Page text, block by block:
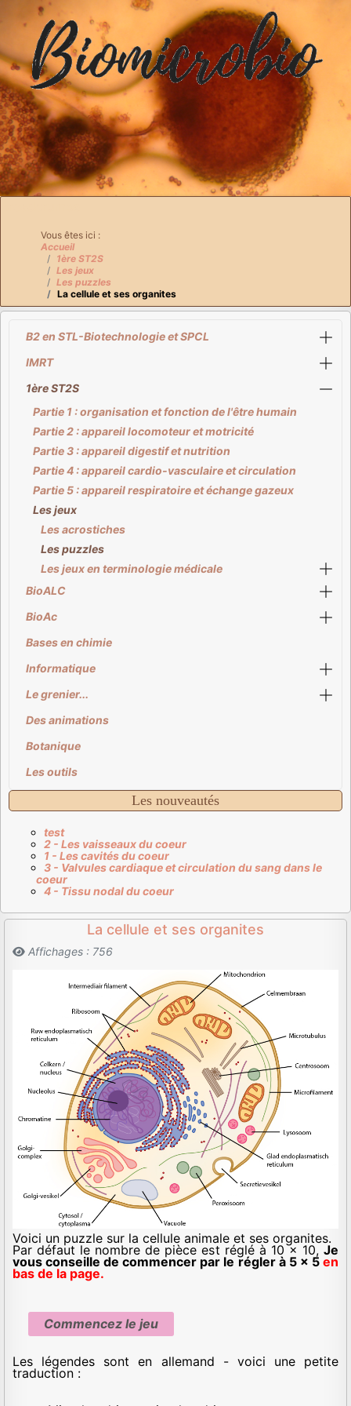
Vous êtes ici :
Accueil
1ère ST2S
Les jeux
Les puzzles
La cellule et ses organites
B2 en STL-Biotechnologie et SPCL
IMRT
1ère ST2S
Partie 1 : organisation et fonction de l'être humain
Partie 2 : appareil locomoteur et motricité
Partie 3 : appareil digestif et nutrition
Partie 4 : appareil cardio-vasculaire et circulation
Partie 5 : appareil respiratoire et échange gazeux
Les jeux
Les acrostiches
Les puzzles
Les jeux en terminologie médicale
BioALC
BioAc
Bases en chimie
Informatique
Le grenier...
Des animations
Botanique
Les outils
Les nouveautés
test
2 - Les vaisseaux du coeur
1 - Les cavités du coeur
3 - Valvules cardiaque et circulation du sang dans le
coeur
4 - Tissu nodal du coeur
La cellule et ses organites
Affichages : 756
Voici un puzzle sur la cellule animale et ses organites.
Par défaut le nombre de pièce est réglé à 10 x 10, Je
vous conseille de commencer par le régler à 5 x 5 en
bas de la page.
Commencez le jeu
Les légendes sont en allemand - voici une petite
traduction :